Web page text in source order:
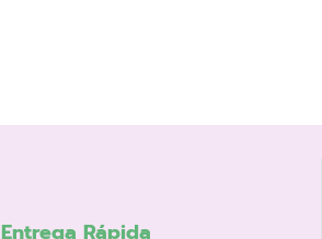
Entrega Rápida